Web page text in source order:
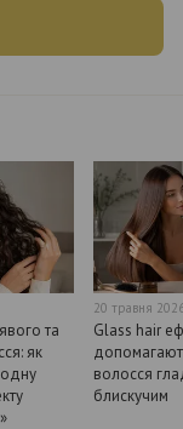
та
як
20 травня
Glass hair
волосся
блискучим